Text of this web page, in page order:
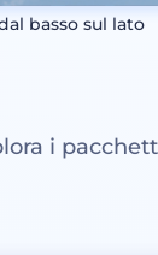
basso sul lato
i